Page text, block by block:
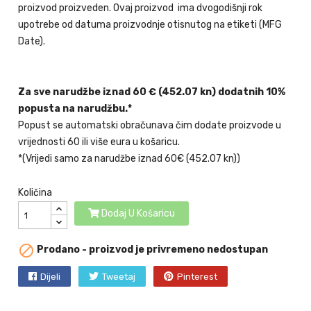
proizvod proizveden. Ovaj proizvod ima dvogodišnji rok
upotrebe od datuma proizvodnje otisnutog na etiketi (MFG
Date).
Za sve narudžbe iznad 60 € (452.07 kn) dodatnih 10%
popusta na narudžbu.*
Popust se automatski obračunava čim dodate proizvode u
vrijednosti 60 ili više eura u košaricu.
*(Vrijedi samo za narudžbe iznad 60€ (452.07 kn))
Količina
Dodaj U Košaricu
 Prodano - proizvod je privremeno nedostupan
Dijeli Tweetaj Pinterest